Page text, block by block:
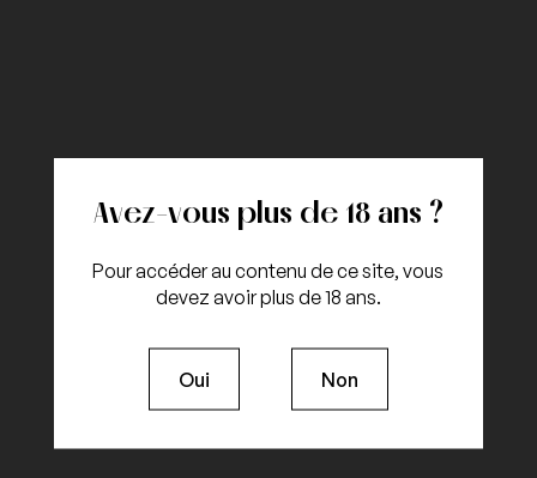
Avez-vous plus de 18 ans ?
Pour accéder au contenu de ce site, vous
devez avoir plus de 18 ans.
Oui Non